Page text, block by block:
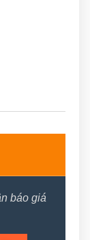
báo giá